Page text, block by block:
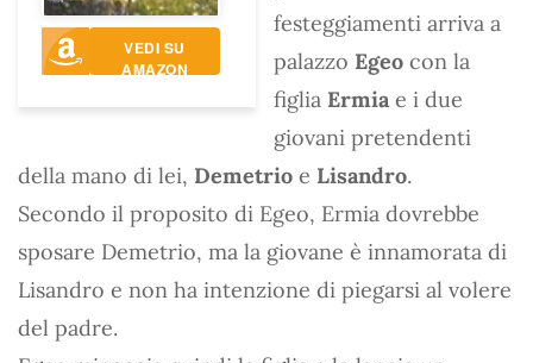
VEDI SU
AMAZON
festeggiamenti arriva a
palazzo Egeo con la
figlia Ermia e i due
giovani pretendenti
della mano di lei, Demetrio e Lisandro.
Secondo il proposito di Egeo, Ermia dovrebbe
sposare Demetrio, ma la giovane è innamorata di
Lisandro e non ha intenzione di piegarsi al volere
del padre.